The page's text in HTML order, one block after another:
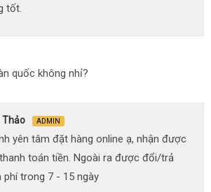
tốt.
quốc không nhỉ?
Thảo ADMIN
yên tâm đặt hàng online ạ, nhận được
toán tiền. Ngoài ra được đổi/trả
phí trong 7 - 15 ngày